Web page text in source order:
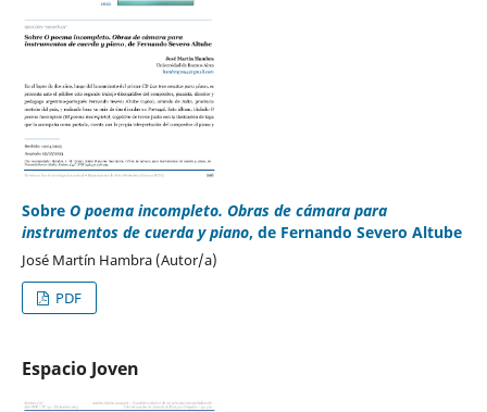
Sobre O poema incompleto. Obras de cámara para
instrumentos de cuerda y piano, de Fernando Severo Altube
José Martín Hambra (Autor/a)
PDF
Espacio Joven